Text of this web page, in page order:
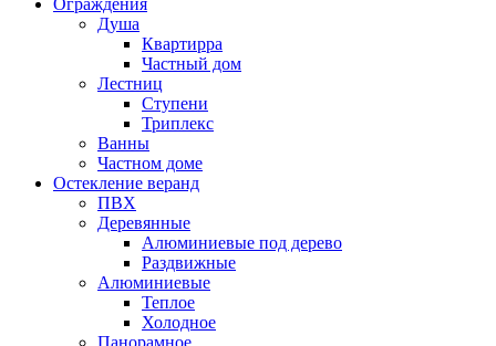
Ограждения
Душа
Квартирра
Частный дом
Лестниц
Ступени
Триплекс
Ванны
Частном доме
Остекление веранд
ПВХ
Деревянные
Алюминиевые под дерево
Раздвижные
Алюминиевые
Теплое
Холодное
Панорамное